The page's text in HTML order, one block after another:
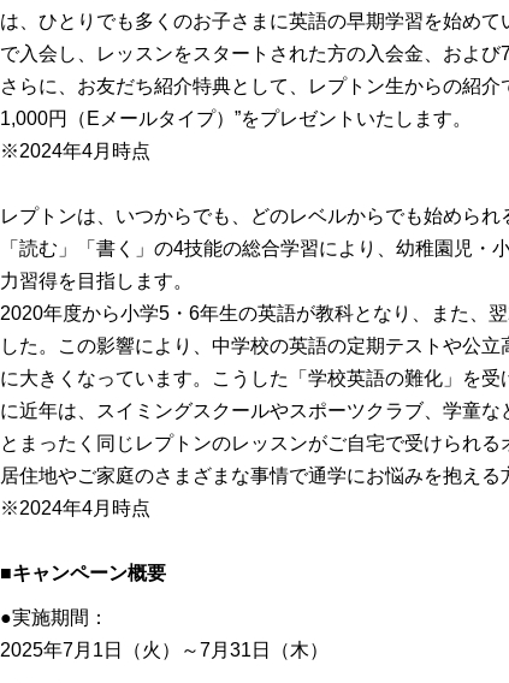
は、ひとりでも多くのお子さまに英語の早期学習を始め
で入会し、レッスンをスタートされた方の入会金、および
さらに、お友だち紹介特典として、レプトン生からの紹
1,000円（Eメールタイプ）”をプレゼントいたします。
※2024年4月時点
レプトンは、いつからでも、どのレベルからでも始めら
「読む」「書く」の4技能の総合学習により、幼稚園児
力習得を目指します。
2020年度から小学5・6年生の英語が教科となり、また、
した。この影響により、中学校の英語の定期テストや公
に大きくなっています。こうした「学校英語の難化」を
に近年は、スイミングスクールやスポーツクラブ、学童
とまったく同じレプトンのレッスンがご自宅で受けられ
居住地やご家庭のさまざまな事情で通学にお悩みを抱える
※2024年4月時点
■キャンペーン概要
●実施期間：
2025年7月1日（火）～7月31日（木）